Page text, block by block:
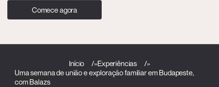
Comece agora
Início »Experiências
»
Uma semana de união e exploração familiar em Budapeste,
com Balazs